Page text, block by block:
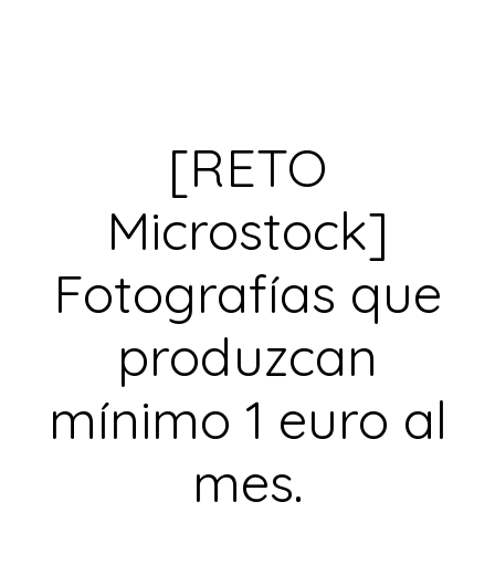
[RETO
Microstock]
Fotografías que
produzcan
mínimo 1 euro al
mes.